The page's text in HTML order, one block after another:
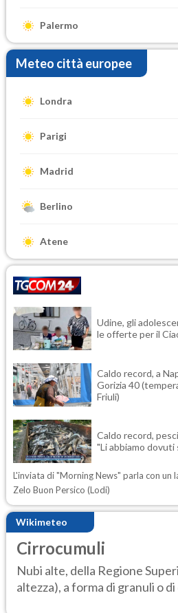
Palermo
Meteo città europee
Londra
Parigi
Madrid
Berlino
Atene
Udine, gli
le offerte per il
Caldo record, a
Gorizia 40
Friuli)
Caldo record,
"Li abbiamo dovuti
L'inviata di "Morning News" parla con
Zelo Buon Persico (Lodi)
Wikimeteo
Cirrocumuli
Nubi alte, della Regione
altezza), a forma di granuli o